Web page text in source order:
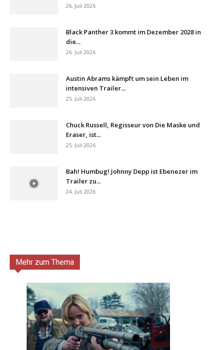
26. Juli 2026
Black Panther 3 kommt im Dezember 2028 in
die...
26. Juli 2026
Austin Abrams kämpft um sein Leben im
intensiven Trailer...
25. Juli 2026
Chuck Russell, Regisseur von Die Maske und
Eraser, ist...
25. Juli 2026
Bah! Humbug! Johnny Depp ist Ebenezer im
Trailer zu...
24. Juli 2026
Mehr zum Thema